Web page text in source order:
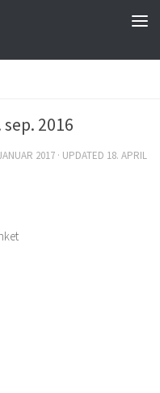
2016
2017 · UPDATED 18. APRIL